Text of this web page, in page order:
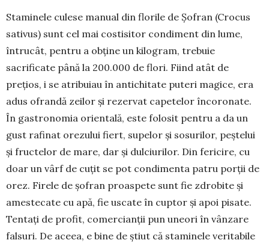
Staminele culese manual din florile de Șofran (Crocus
sativus) sunt cel mai costisitor condiment din lume,
întrucât, pentru a obține un kilogram, trebuie
sacrificate până la 200.000 de flori. Fiind atât de
prețios, i se atribuiau în antichitate puteri magice, era
adus ofrandă zeilor și rezervat cape­telor încoronate.
În gastronomia orientală, este folosit pentru a da un
gust rafinat orezului fiert, supelor și sosurilor, peștelui
și fructelor de mare, dar și dulciurilor. Din fericire, cu
doar un vârf de cuțit se pot condimenta patru porții de
orez. Firele de șofran proaspete sunt fie zdrobite și
ames­te­cate cu apă, fie uscate în cuptor și apoi pisate.
Tentați de profit, comercianții pun uneori în vân­zare
falsuri. De aceea, e bine de știut că staminele veritabile